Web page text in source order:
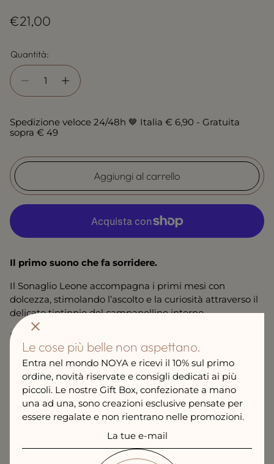
P
e
z
z
o
n
r
m
a
l
€21,00
Quantità:
Spedizione veloce 24/48h 🤎 Italia € 6,90 - Gratuita
sopra € 49
Aggiungi al carrello
Il primo suono che fa sorridere.
Il Sonaglio Leone accompagna i primi mesi con
dolcezza, stimolando l’ascolto e la curiosità attraverso il
delicato tintinnio del campanellino interno.
Realizzato in
per evitare la formazione di muffa, garantendo un
utilizzo sicuro e igienico fin dai primi giorni.
Certificato CE secondo lo standard europeo EN71, è
pensato per offrire serenità ai genitori e comfort ai più
piccoli.
Pulire con acqua e sapone delicato.
Le cose più belle non aspettano.
Entra nel mondo NOYA e ricevi il 10% sul primo
ordine, novità riservate e consigli dedicati ai più
piccoli. Le nostre Gift Box, confezionate a mano
una ad una, sono creazioni esclusive pensate per
essere regalate e non rientrano nelle promozioni.
La tue e-mail